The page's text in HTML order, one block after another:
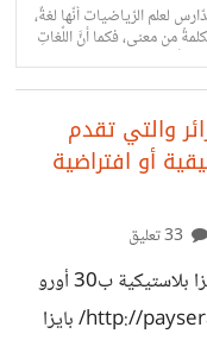
لعلم الرّياضيات أنّها لغةٌ،
من معنى، فكما أنَّ اللّغاتِ
مصطلحاتٍ جديدةٍ تعبّر
والتي تقدم
أو افتراضية
بنك بايزيرا paysera يقدم بطاقة فيزا بلاستيكية ب30 أورو
تمكنك من تفعيل البايبال كليا http://paysera.com/ بايزا